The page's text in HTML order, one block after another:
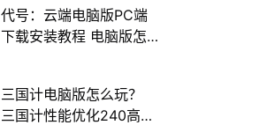
代号：云端电脑版PC端
下载安装教程 电脑版怎
三国计电脑版怎么玩？
三国计性能优化240高帧